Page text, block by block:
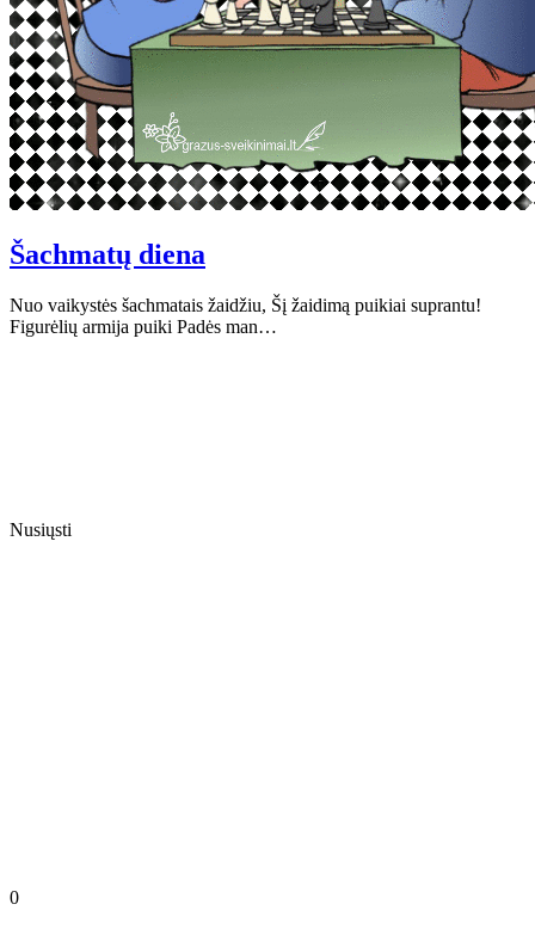
Šachmatų diena
Nuo vaikystės šachmatais žaidžiu, Šį žaidimą puikiai suprantu!
Figurėlių armija puiki Padės man…
Nusiųsti
0